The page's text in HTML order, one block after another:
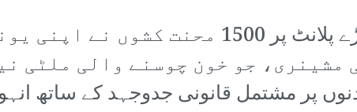
چنائی میں سام سنگ کے ایک بہت بڑے پلانٹ
مشینری، جو خون چوسنے والی ملٹی
کو شکست فاش دی ہے۔ 212 دنوں پر مشتمل قانونی